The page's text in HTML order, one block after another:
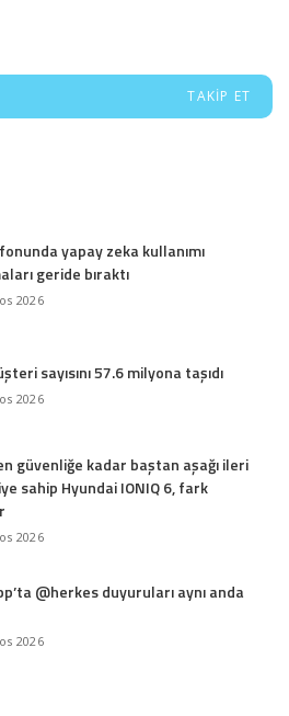
TAKIP ET
yapay zeka kullanımı
geride bıraktı
2026
sayısını 57.6 milyona taşıdı
2026
güvenliğe kadar baştan aşağı ileri
sahip Hyundai IONIQ 6, fark
2026
@herkes duyuruları aynı anda
2026